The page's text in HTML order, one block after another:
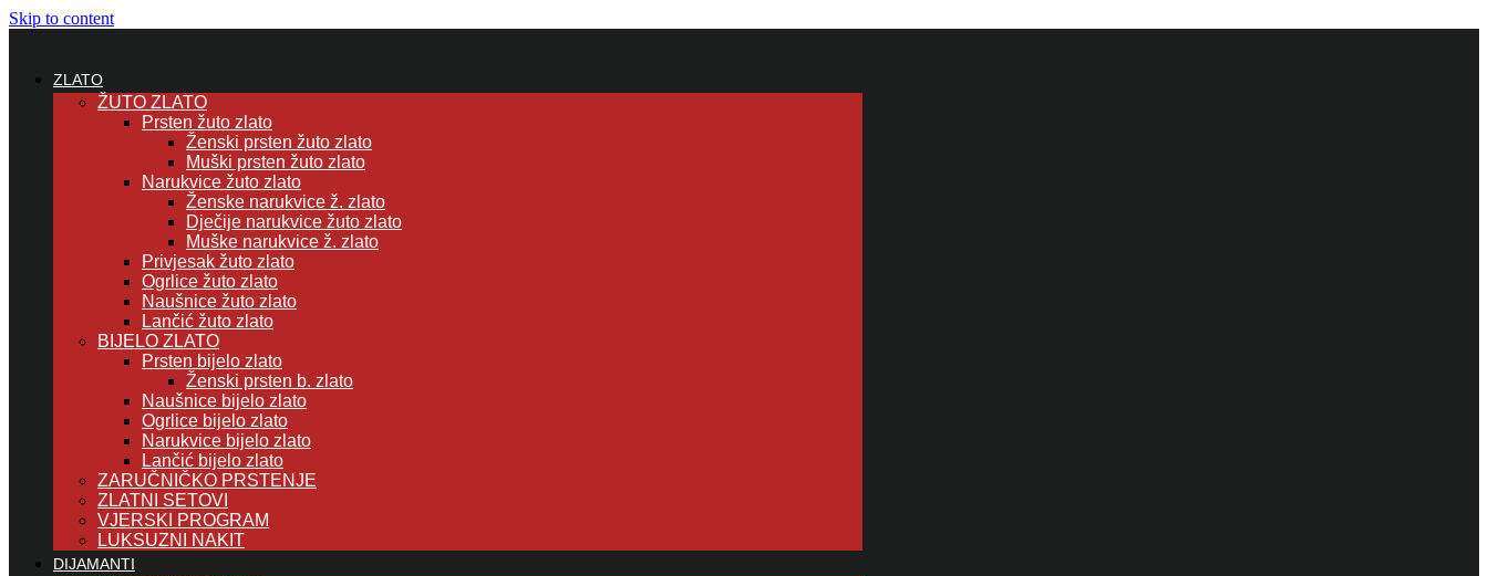
Skip to content
ZLATO
ŽUTO ZLATO
Prsten žuto zlato
Ženski prsten žuto zlato
Muški prsten žuto zlato
Narukvice žuto zlato
Ženske narukvice ž. zlato
Dječije narukvice žuto zlato
Muške narukvice ž. zlato
Privjesak žuto zlato
Ogrlice žuto zlato
Naušnice žuto zlato
Lančić žuto zlato
BIJELO ZLATO
Prsten bijelo zlato
Ženski prsten b. zlato
Naušnice bijelo zlato
Ogrlice bijelo zlato
Narukvice bijelo zlato
Lančić bijelo zlato
ZARUČNIČKO PRSTENJE
ZLATNI SETOVI
VJERSKI PROGRAM
LUKSUZNI NAKIT
DIJAMANTI